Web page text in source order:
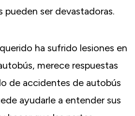
pueden ser devastadoras.
ha sufrido lesiones en
merece respuestas
de accidentes de autobús
ayudarle a entender sus